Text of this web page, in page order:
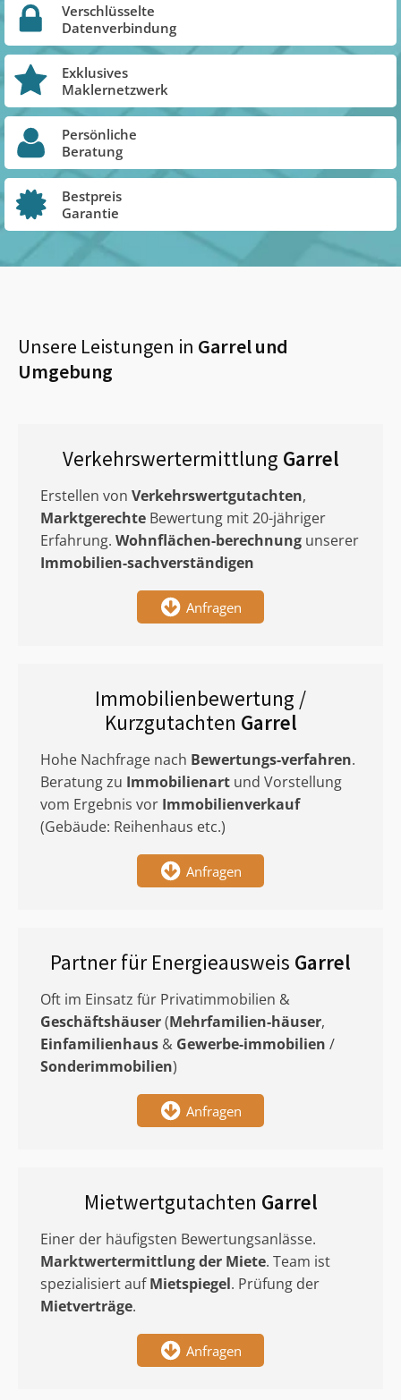
Verschlüsselte
Datenverbindung
Exklusives
Maklernetzwerk
Persönliche
Beratung
Bestpreis
Garantie
Unsere Leistungen in Garrelund
Umgebung
Verkehrswertermittlung Garrel
Erstellen von Verkehrswertgutachten,
Marktgerechte Bewertung mit 20-jähriger
Erfahrung. Wohnflächen-berechnung unserer
Immobilien-sachverständigen
Anfragen
Immobilienbewertung /
Kurzgutachten Garrel
Hohe Nachfrage nach Bewertungs-verfahren.
Beratung zu Immobilienart und Vorstellung
vom Ergebnis vor Immobilienverkauf
(Gebäude: Reihenhaus etc.)
Anfragen
Partner für Energieausweis Garrel
Oft im Einsatz für Privatimmobilien &
Geschäftshäuser(Mehrfamilien-häuser,
Einfamilienhaus & Gewerbe-immobilien /
Sonderimmobilien)
Anfragen
Mietwertgutachten Garrel
Einer der häufigsten Bewertungsanlässe.
Marktwertermittlungder Miete. Team ist
spezialisiert aufMietspiegel. Prüfung der
Mietverträge.
Anfragen